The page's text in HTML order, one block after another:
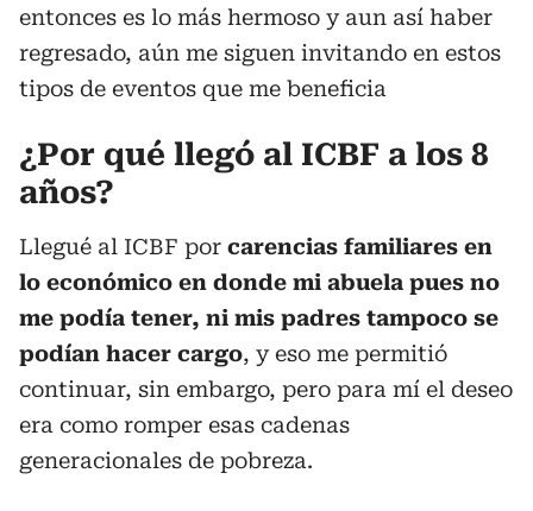
entonces es lo más hermoso y aun así haber
regresado, aún me siguen invitando en estos
tipos de eventos que me beneficia
¿Por qué llegó al ICBF a los 8
años?
Llegué al ICBF por carencias familiares en
lo económico en donde mi abuela pues no
me podía tener, ni mis padres tampoco se
podían hacer cargo, y eso me permitió
continuar, sin embargo, pero para mí el deseo
era como romper esas cadenas
generacionales de pobreza.